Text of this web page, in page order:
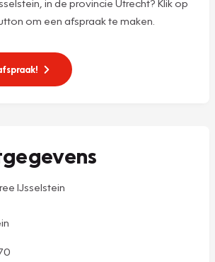
in de provincie Utrecht? Klik op
om een afspraak te maken.
IJsselstein